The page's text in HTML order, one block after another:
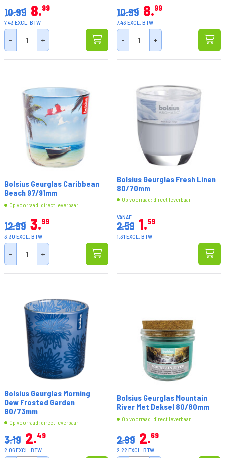
10.99 8 99
7.43 EXCL. BTW
- +
10.99 8 99
7.43 EXCL. BTW
- +
Bolsius Geurglas Caribbean
Beach 97/91mm
Op voorraad: direct leverbaar
12.99 3 99
3.30 EXCL. BTW
- +
Bolsius Geurglas Fresh Linen
80/70mm
Op voorraad: direct leverbaar
VANAF
2.59 1 59
1.31 EXCL. BTW
Bolsius Geurglas Morning
Dew Frosted Garden
80/73mm
Op voorraad: direct leverbaar
3.19 2 49
2.06 EXCL. BTW
Bolsius Geurglas Mountain
River Met Deksel 80/80mm
Op voorraad: direct leverbaar
2.99 2 69
2.22 EXCL. BTW